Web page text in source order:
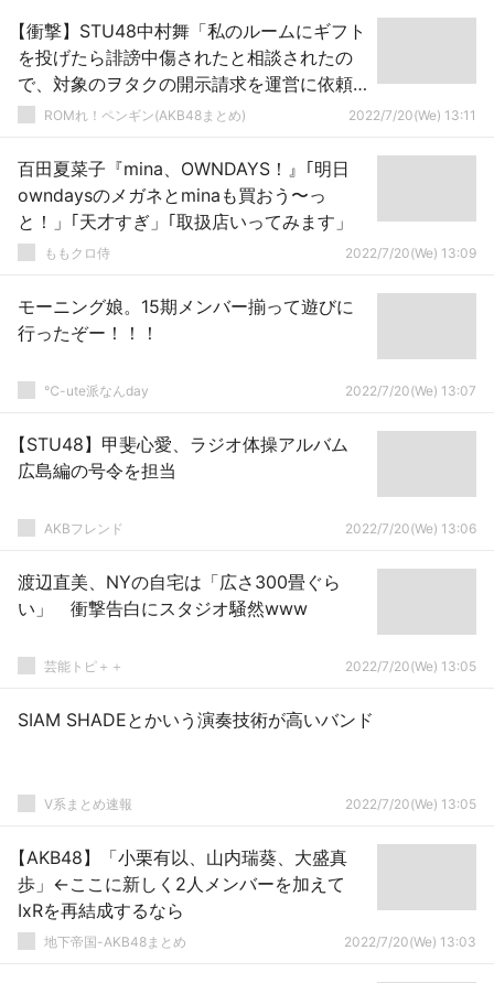
【衝撃】STU48中村舞「私のルームにギフト
を投げたら誹謗中傷されたと相談されたの
で、対象のヲタクの開示請求を運営に依頼
した。」
ROMれ！ペンギン(AKB48まとめ) 2022/7/20(We) 13:11
百田夏菜子『mina、OWNDAYS！』｢明日
owndaysのメガネとminaも買おう〜っ
と！」｢天才すぎ」｢取扱店いってみます」
ももクロ侍 2022/7/20(We) 13:09
モーニング娘。15期メンバー揃って遊びに
行ったぞー！！！
℃-ute派なんday 2022/7/20(We) 13:07
【STU48】甲斐心愛、ラジオ体操アルバム
広島編の号令を担当
AKBフレンド 2022/7/20(We) 13:06
渡辺直美、NYの自宅は「広さ300畳ぐら
い」 衝撃告白にスタジオ騒然www
芸能トピ＋＋ 2022/7/20(We) 13:05
SIAM SHADEとかいう演奏技術が高いバンド
V系まとめ速報 2022/7/20(We) 13:05
【AKB48】「小栗有以、山内瑞葵、大盛真
歩」←ここに新しく2人メンバーを加えて
IxRを再結成するなら
地下帝国-AKB48まとめ 2022/7/20(We) 13:03